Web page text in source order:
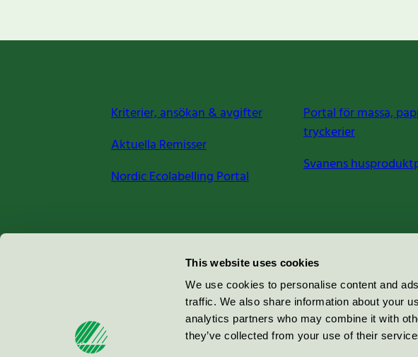
This website uses cookies
We use cookies to personalise content and
traffic. We also share information about your
analytics partners who may combine it with
they’ve collected from your use of their
Kriterier, ansökan & avgifter
Aktuella Remisser
Nordic Ecolabelling Portal
Portal för massa,
tryckerier
Svanens
Miljömärkning Sverige AB
100 64